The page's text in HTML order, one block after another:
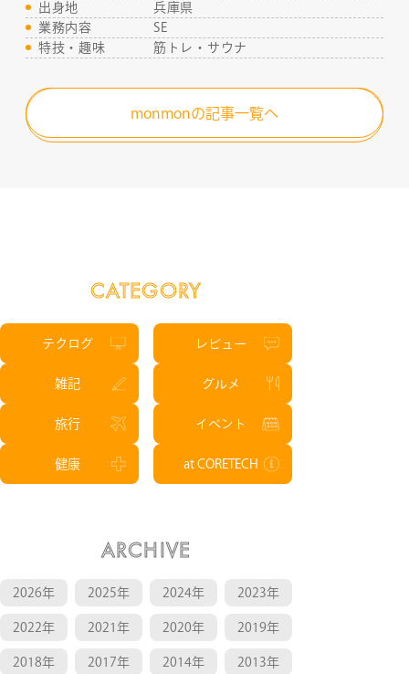
RECRUIT
CATEGORY
テクログ レビュー
雑記 グルメ
旅行 イベント
健康 at CORETECH
ARCHIVE
2026年 2025年 2024年 2023年
2022年 2021年 2020年 2019年
2018年 2017年 2014年 2013年
出身地
兵庫県
業務内容
SE
特技・趣味
筋トレ・サウナ
monmonの記事一覧へ